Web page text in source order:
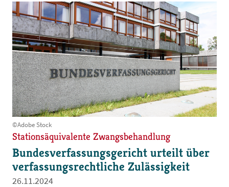
©Adobe Stock
Stationsäquivalente Zwangsbehandlung
Bundesverfassungsgericht urteilt über
verfassungsrechtliche Zulässigkeit
26.11.2024